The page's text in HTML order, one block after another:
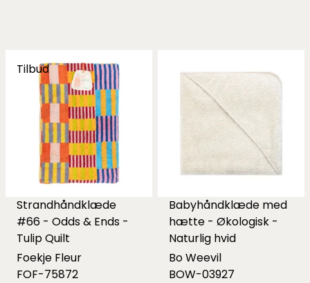
Tilbud
Strandhåndklæde
#66 - Odds & Ends -
Tulip Quilt
Foekje Fleur
FOF-75872
Babyhåndklæde med
hætte - Økologisk -
Naturlig hvid
Bo Weevil
BOW-03927